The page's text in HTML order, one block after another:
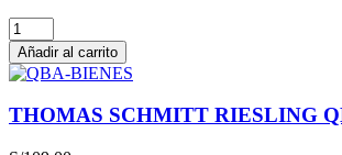
THOMAS
SCHMITT
RIESLING
KABINETT
ESTATE
cantidad
Añadir al carrito
THOMAS SCHMITT RIESLING